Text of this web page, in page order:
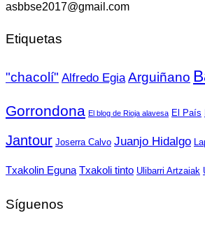
asbbse2017@gmail.com
Etiquetas
"chacolí" Alfredo Egia Arguiñano
Gorrondona El blog de Rioja alavesa El País
Jantour Joserra Calvo Juanjo Hidalgo
Txakolin Eguna Txakoli tinto Ulibarri Artzaiak
Síguenos